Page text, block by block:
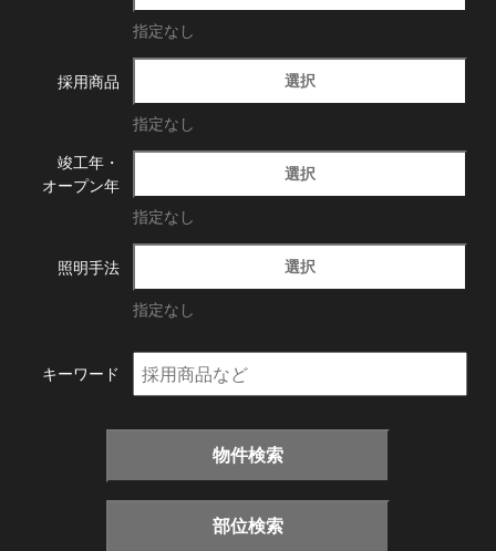
指定なし
採用商品 選択
指定なし
竣工年・
オープン年
選択
指定なし
照明手法 選択
指定なし
キーワード
物件検索
部位検索